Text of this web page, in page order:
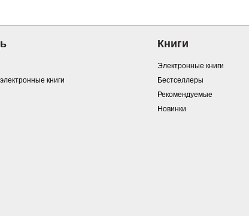
книги
Книги
Электронные книги
Бестселлеры
Рекомендуемые
Новинки